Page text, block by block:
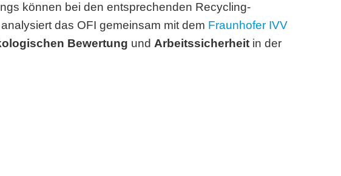
können bei den entsprechenden Recycling-
analysiert das OFI gemeinsam mit dem Fraunhofer IVV
Bewertung und Arbeitssicherheit in der